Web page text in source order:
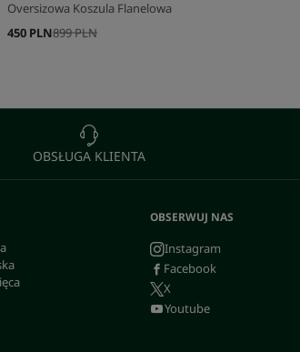
Oversizowa Koszula Flanelowa
899 PLN
450 PLN
OBSŁUGA KLIENTA
OBSERWUJ NAS
Instagram
Facebook
X
Youtube